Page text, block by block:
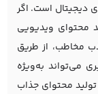
دیجیتال است. اگر
محتوای ویدیویی
مخاطب، از طریق
می‌تواند به‌ویژه
محتوای جذاب